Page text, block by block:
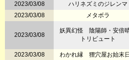
2023/03/08
ハリネズミのジレンマ
2023/03/08
メタボラ
2023/03/08
妖異幻怪 陰陽師・安倍
トリビュート
2023/03/08 わかれ縁 狸穴屋お始末